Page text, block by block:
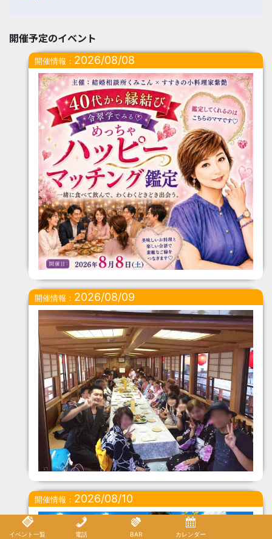
開催予定のイベント
開催情報： 2026/08/08
開催情報： 2026/08/09
開催情報： 2026/08/10
イベント一覧 電話 BAR カレンダー